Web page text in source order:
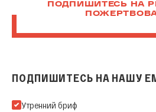
ПОДПИШИТЕСЬ НА
ПОДПИШИТЕСЬ НА НАШУ
Подпишитесь на нашу Email-рассылку
Утренний бриф